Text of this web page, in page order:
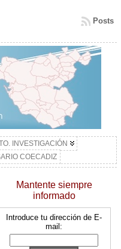
Posts
INVESTIGACIÓN
COECADIZ
Mantente siempre
informado
Introduce tu dirección de E-
mail: